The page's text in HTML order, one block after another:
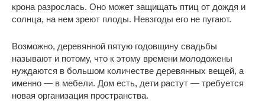
крона разрослась. Оно может защищать птиц от дождя и
солнца, на нем зреют плоды. Невзгоды его не пугают.
Возможно, деревянной пятую годовщину свадьбы
называют и потому, что к этому времени молодожены
нуждаются в большом количестве деревянных вещей, а
именно — в мебели. Дом есть, дети растут — требуется
новая организация пространства.